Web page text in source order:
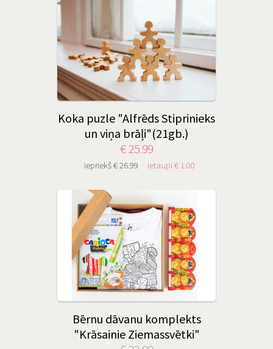
Koka puzle "Alfrēds Stiprinieks
un viņa brāļi"(21gb.)
€ 25.99
iepriekš € 26.99 ietaupi € 1.00
Bērnu dāvanu komplekts
"Krāsainie Ziemassvētki"